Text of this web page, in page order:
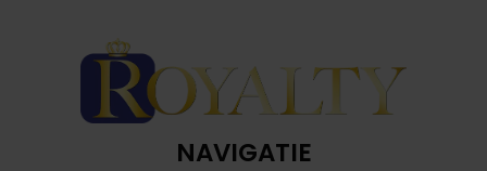
NAVIGATIE